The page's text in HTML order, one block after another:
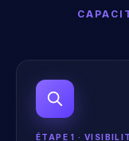
ÉTAPE 1 ·